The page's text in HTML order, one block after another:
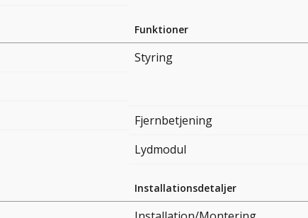
Funktioner
Styring
Fjernbetjening
Lydmodul
Installationsdetaljer